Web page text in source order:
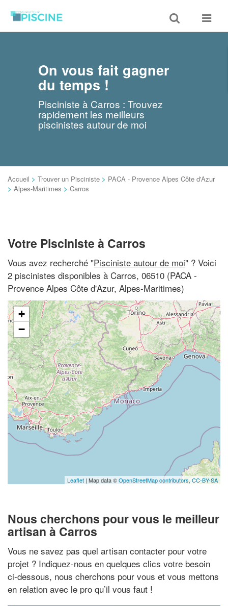
Toggle
search
Toggle
On vous fait gagner
du temps !
Pisciniste à Carros : Trouvez
rapidement les meilleurs
piscinistes autour de moi
Accueil > Trouver un Pisciniste > PACA - Provence Alpes Côte d'Azur
> Alpes-Maritimes > Carros
Votre Pisciniste à Carros
Vous avez recherché "Pisciniste autour de moi" ? Voici
2 piscinistes disponibles à Carros, 06510 (PACA -
Provence Alpes Côte d'Azur, Alpes-Maritimes)
+
−
Leaflet | Map data ©OpenStreetMap contributors, CC-BY-SA
Nous cherchons pour vous le meilleur
artisan à Carros
Vous ne savez pas quel artisan contacter pour votre
projet ? Indiquez-nous en quelques clics votre besoin
ci-dessous, nous cherchons pour vous et vous mettons
en relation avec le pro qu’il vous faut !